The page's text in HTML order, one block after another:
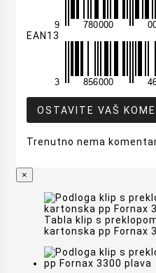
EAN13
OSTAVITE VAŠ
Trenutno nema
×
Tabla klip s
kartonska pp Fornax